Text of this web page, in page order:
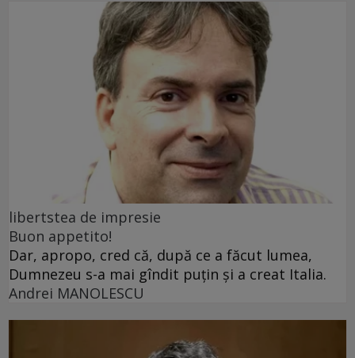
libertstea de impresie
Buon appetito!
Dar, apropo, cred că, după ce a făcut lumea,
Dumnezeu s-a mai gîndit puțin și a creat Italia.
Andrei MANOLESCU